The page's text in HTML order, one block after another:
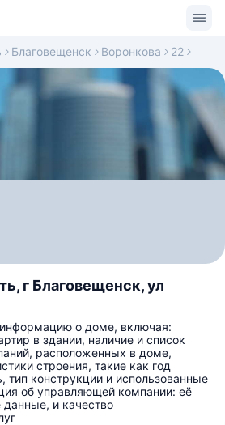
Благовещенск Воронкова 22
г Благовещенск, ул
о доме, включая:
в здании, наличие и список
расположенных в доме,
строения, такие как год
тип конструкции и использованные
об управляющей компании: её
данные, и качество